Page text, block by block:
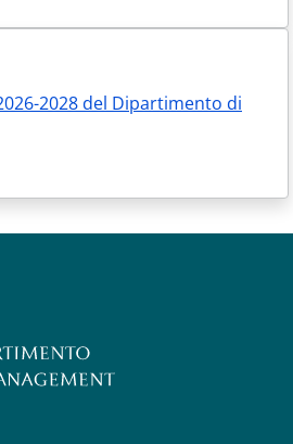
2028 del Dipartimento di